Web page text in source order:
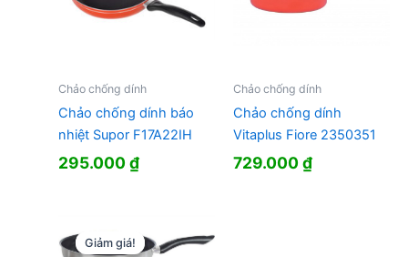
Chảo chống dính
Chảo chống dính báo
nhiệt Supor F17A22IH
295.000₫
Chảo chống dính
Chảo chống dính
Vitaplus Fiore 2350351
729.000₫
Giảm giá!
Giảm giá!